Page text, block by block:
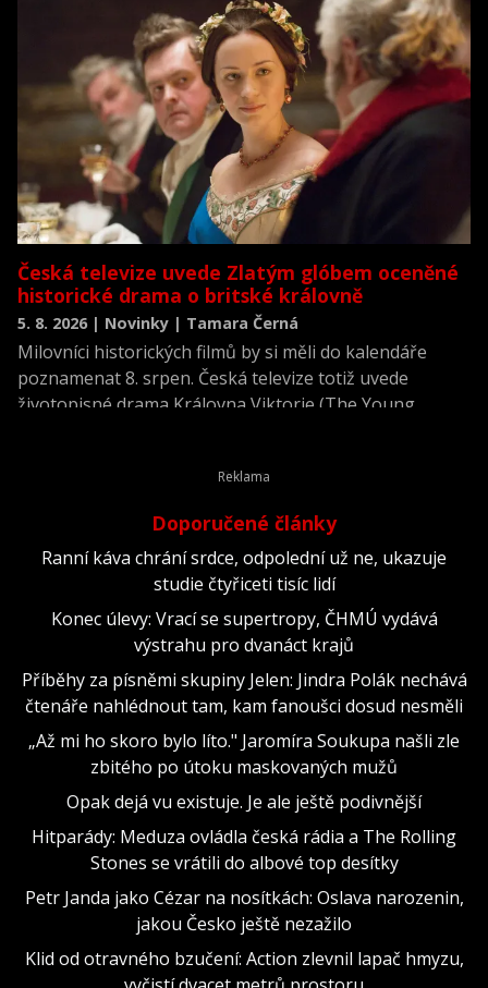
Česká televize uvede Zlatým glóbem oceněné
historické drama o britské královně
5. 8. 2026 | Novinky | Tamara Černá
Milovníci historických filmů by si měli do kalendáře
poznamenat 8. srpen. Česká televize totiž uvede
životopisné drama Královna Viktorie (The Young
Doporučené články
Ranní káva chrání srdce, odpolední už ne, ukazuje
studie čtyřiceti tisíc lidí
Konec úlevy: Vrací se supertropy, ČHMÚ vydává
výstrahu pro dvanáct krajů
Příběhy za písněmi skupiny Jelen: Jindra Polák nechává
čtenáře nahlédnout tam, kam fanoušci dosud nesměli
„Až mi ho skoro bylo líto." Jaromíra Soukupa našli zle
zbitého po útoku maskovaných mužů
Opak dejá vu existuje. Je ale ještě podivnější
Hitparády: Meduza ovládla česká rádia a The Rolling
Stones se vrátili do albové top desítky
Petr Janda jako Cézar na nosítkách: Oslava narozenin,
jakou Česko ještě nezažilo
Klid od otravného bzučení: Action zlevnil lapač hmyzu,